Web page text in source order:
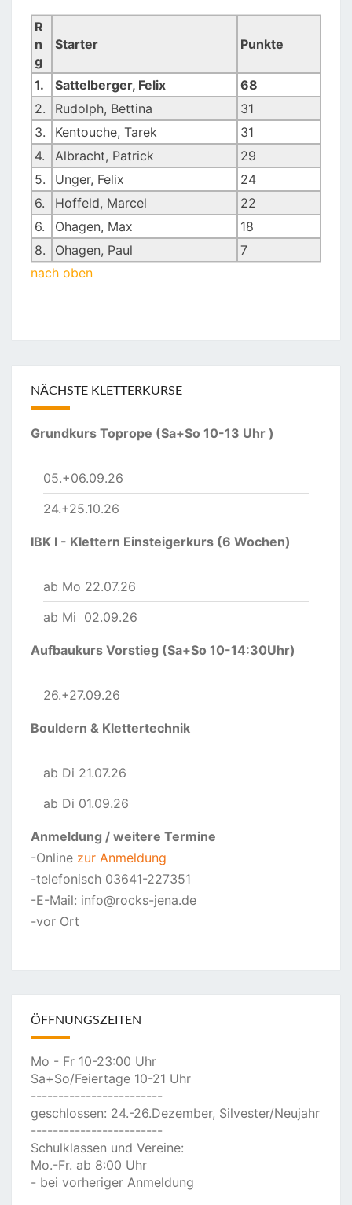
R
n
g
Starter Punkte
1. Sattelberger, Felix
68
2.
Rudolph, Bettina
31
3.
Kentouche, Tarek
31
4.
Albracht, Patrick
29
5.
Unger, Felix
24
6.
Hoffeld, Marcel
22
6.
Ohagen, Max
18
8.
Ohagen, Paul
7
nach oben
NÄCHSTE KLETTERKURSE
Grundkurs Toprope (Sa+So 10-13 Uhr )
05.+06.09.26
24.+25.10.26
IBK I - Klettern Einsteigerkurs (6 Wochen)
ab Mo 22.07.26
ab Mi 02.09.26
Aufbaukurs Vorstieg (Sa+So 10-14:30Uhr)
26.+27.09.26
Bouldern & Klettertechnik
ab Di 21.07.26
ab Di 01.09.26
Anmeldung / weitere Termine
-Online zur Anmeldung
-telefonisch 03641-227351
-E-Mail: info@rocks-jena.de
-vor Ort
ÖFFNUNGSZEITEN
Mo - Fr 10-23:00 Uhr
Sa+So/Feiertage 10-21 Uhr
------------------------
geschlossen: 24.-26.Dezember, Silvester/Neujahr
------------------------
Schulklassen und Vereine:
Mo.-Fr. ab 8:00 Uhr
- bei vorheriger Anmeldung